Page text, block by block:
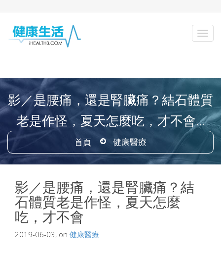
影／是腰痛，還是腎臟痛？結石體質
老是作怪，夏天怎麼吃，才不會...
首頁 健康醫療
影／是腰痛，還是腎臟痛？結
石體質老是作怪，夏天怎麼
吃，才不會
2019-06-03, on 健康醫療